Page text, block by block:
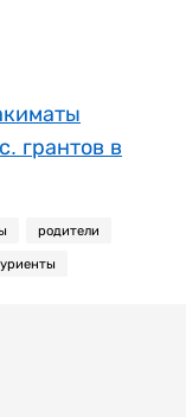
грантов в
родители